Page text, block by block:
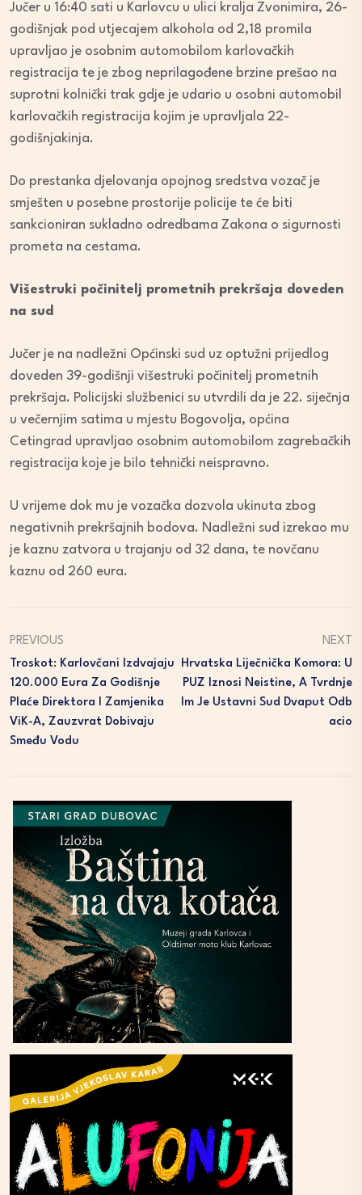
Jučer u 16:40 sati u Karlovcu u ulici kralja Zvonimira, 26-
godišnjak pod utjecajem alkohola od 2,18 promila
upravljao je osobnim automobilom karlovačkih
registracija te je zbog neprilagođene brzine prešao na
suprotni kolnički trak gdje je udario u osobni automobil
karlovačkih registracija kojim je upravljala 22-
godišnjakinja.
Do prestanka djelovanja opojnog sredstva vozač je
smješten u posebne prostorije policije te će biti
sankcioniran sukladno odredbama Zakona o sigurnosti
prometa na cestama.
Višestruki počinitelj prometnih prekršaja doveden
na sud
Jučer je na nadležni Općinski sud uz optužni prijedlog
doveden 39-godišnji višestruki počinitelj prometnih
prekršaja. Policijski službenici su utvrdili da je 22. siječnja
u večernjim satima u mjestu Bogovolja, općina
Cetingrad upravljao osobnim automobilom zagrebačkih
registracija koje je bilo tehnički neispravno.
U vrijeme dok mu je vozačka dozvola ukinuta zbog
negativnih prekršajnih bodova. Nadležni sud izrekao mu
je kaznu zatvora u trajanju od 32 dana, te novčanu
kaznu od 260 eura.
PREVIOUS
Troskot: Karlovčani Izdvajaju
120.000 Eura Za Godišnje
Plaće Direktora I Zamjenika
ViK-A, Zauzvrat Dobivaju
Smeđu Vodu
NEXT
Hrvatska Liječnička Komora: U
PUZ Iznosi Neistine, A Tvrdnje
Im Je Ustavni Sud Dvaput Odb
Acio